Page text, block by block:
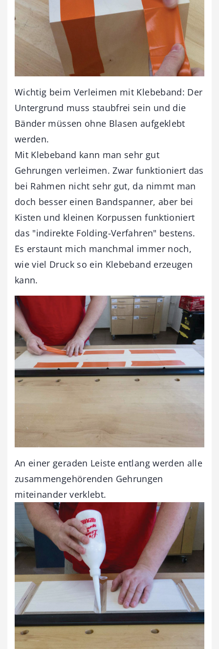
Wichtig beim Verleimen mit Klebeband: Der
Untergrund muss staubfrei sein und die
Bänder müssen ohne Blasen aufgeklebt
werden.
Mit Klebeband kann man sehr gut
Gehrungen verleimen. Zwar funktioniert das
bei Rahmen nicht sehr gut, da nimmt man
doch besser einen Bandspanner, aber bei
Kisten und kleinen Korpussen funktioniert
das "indirekte Folding-Verfahren" bestens.
Es erstaunt mich manchmal immer noch,
wie viel Druck so ein Klebeband erzeugen
kann.
An einer geraden Leiste entlang werden alle
zusammengehörenden Gehrungen
miteinander verklebt.